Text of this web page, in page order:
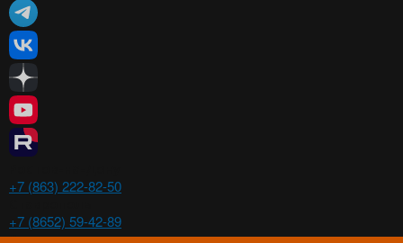
+7 (863) 222-82-50
+7 (8652) 59-42-89
Волгоград